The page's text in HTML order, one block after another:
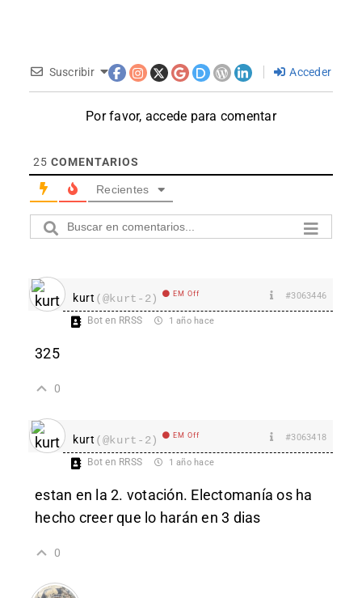
Suscribir Acceder
Por favor, accede para comentar
25 COMENTARIOS
Recientes
kurt (@kurt-2) EM Off #3063446
Bot en RRSS 1 año hace
325
0
kurt (@kurt-2) EM Off #3063418
Bot en RRSS 1 año hace
estan en la 2. votación. Electomanía os ha
hecho creer que lo harán en 3 dias
0